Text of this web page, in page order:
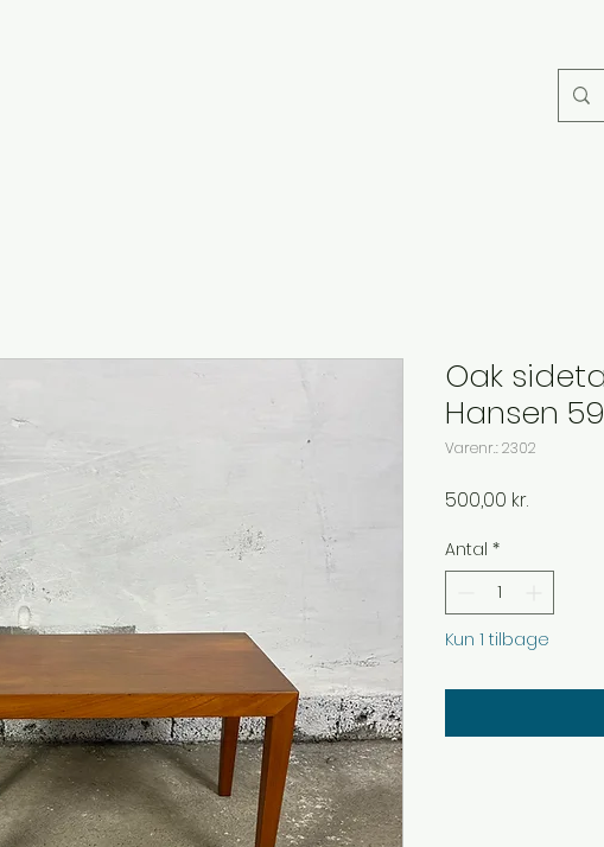
Oak
Hansen
Varenr.: 2302
500,00 kr.Pris
Antal *
Kun 1 tilbage